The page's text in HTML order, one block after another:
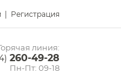
| Регистрация
линия:
260-49-28
Пн-Пт: 09-18